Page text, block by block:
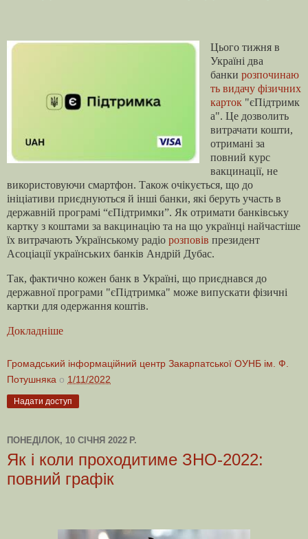
Цього тижня в
Україні два
банки розпочинаю
ть видачу фізичних
карток "єПідтримк
а". Це дозволить
витрачати кошти,
отримані за
повний курс
вакцинації, не
використовуючи смартфон. Також очікується, що до
ініціативи приєднуються й інші банки, які беруть участь в
державній програмі “єПідтримки”. Як отримати банківську
картку з коштами за вакцинацію та на що українці найчастіше
їх витрачають Українському радіо розповів президент
Асоціації українських банків Андрій Дубас.
Так, фактично кожен банк в Україні, що приєднався до
державної програми "єПідтримка" може випускати фізичні
картки для одержання коштів.
Докладніше
Громадський інформаційний центр Закарпатської ОУНБ ім. Ф.
Потушняка о 1/11/2022
Надати доступ
ПОНЕДІЛОК, 10 СІЧНЯ 2022 Р.
Як і коли проходитиме ЗНО-2022:
повний графік